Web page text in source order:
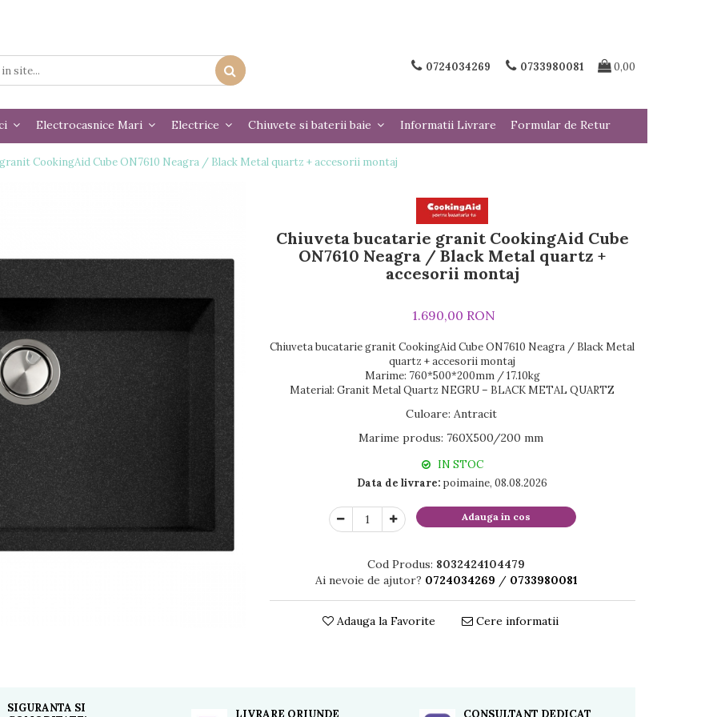
0724034269 0733980081 0,00
Electrocasnice Mari Electrice Chiuvete si baterii baie Informatii Livrare Formular de Retur
CookingAid Cube ON7610 Neagra / Black Metal quartz + accesorii montaj
Chiuveta bucatarie granit CookingAid Cube
ON7610 Neagra / Black Metal quartz +
accesorii montaj
1.690,00 RON
Chiuveta bucatarie granit CookingAid Cube ON7610 Neagra / Black Metal
quartz + accesorii montaj
Marime: 760*500*200mm / 17.10kg
Material: Granit Metal Quartz NEGRU – BLACK METAL QUARTZ
Culoare: Antracit
Marime produs: 760X500/200 mm
IN STOC
Data de livrare: poimaine, 08.08.2026
Adauga in cos
Cod Produs: 8032424104479
Ai nevoie de ajutor? 0724034269 / 0733980081
Adauga la Favorite Cere informatii
SIGURANTA SI